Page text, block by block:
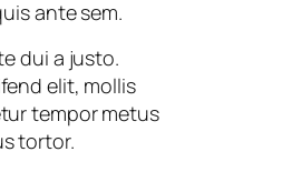
ante sem.
dui a justo.
elit, mollis
tempor metus
tortor.